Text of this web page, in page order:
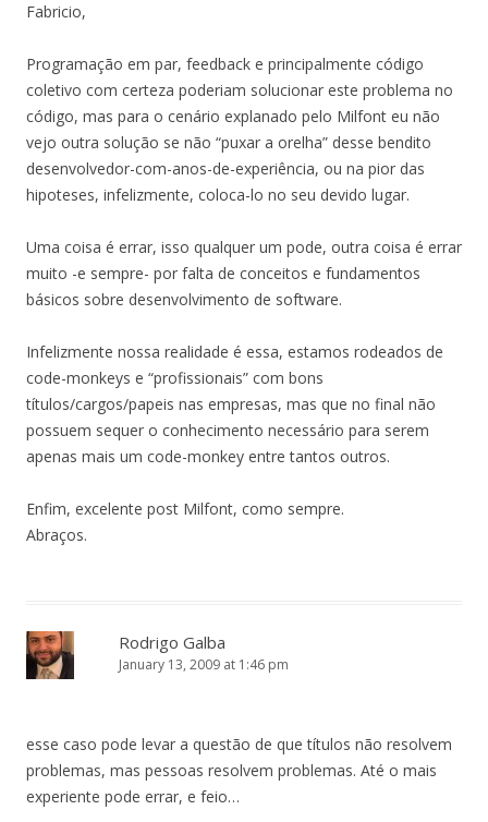
Fabricio,
Programação em par, feedback e principalmente código
coletivo com certeza poderiam solucionar este problema no
código, mas para o cenário explanado pelo Milfont eu não
vejo outra solução se não “puxar a orelha” desse bendito
desenvolvedor-com-anos-de-experiência, ou na pior das
hipoteses, infelizmente, coloca-lo no seu devido lugar.
Uma coisa é errar, isso qualquer um pode, outra coisa é errar
muito -e sempre- por falta de conceitos e fundamentos
básicos sobre desenvolvimento de software.
Infelizmente nossa realidade é essa, estamos rodeados de
code-monkeys e “profissionais” com bons
títulos/cargos/papeis nas empresas, mas que no final não
possuem sequer o conhecimento necessário para serem
apenas mais um code-monkey entre tantos outros.
Enfim, excelente post Milfont, como sempre.
Abraços.
Rodrigo Galba
January 13, 2009 at 1:46 pm
esse caso pode levar a questão de que títulos não resolvem
problemas, mas pessoas resolvem problemas. Até o mais
experiente pode errar, e feio…